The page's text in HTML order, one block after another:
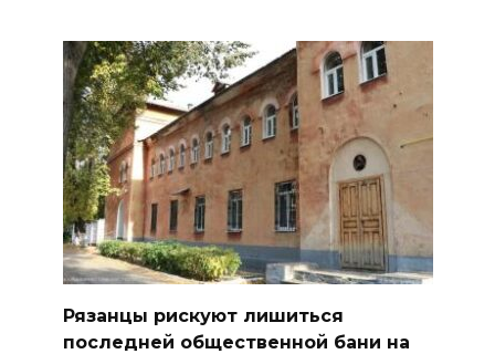
Рязанцы рискуют лишиться
последней общественной бани на